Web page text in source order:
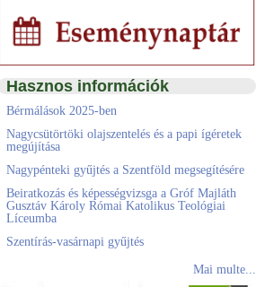
Hasznos információk
Bérmálások 2025-ben
Nagycsütörtöki olajszentelés és a papi ígéretek
megújítása
Nagypénteki gyűjtés a Szentföld megsegítésére
Beiratkozás és képességvizsga a Gróf Majláth
Gusztáv Károly Római Katolikus Teológiai
Líceumba
Szentírás-vasárnapi gyűjtés
Mai multe...